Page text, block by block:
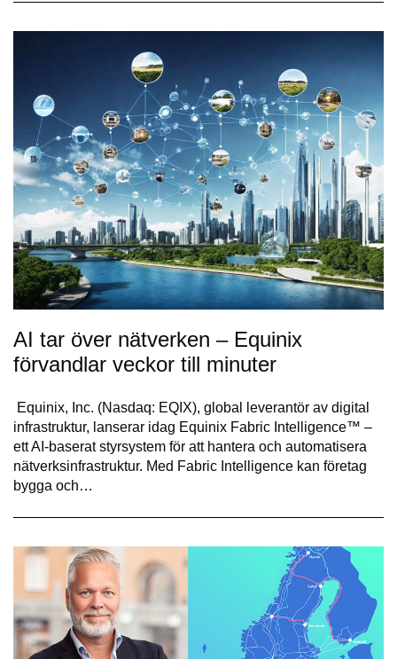
AI tar över nätverken – Equinix
förvandlar veckor till minuter
Equinix, Inc. (Nasdaq: EQIX), global leverantör av digital
infrastruktur, lanserar idag Equinix Fabric Intelligence™ –
ett AI-baserat styrsystem för att hantera och automatisera
nätverksinfrastruktur. Med Fabric Intelligence kan företag
bygga och…